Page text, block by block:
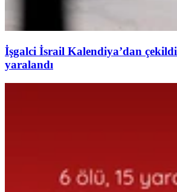
İşgalci İsrail Kalendiya’dan
yaralandı